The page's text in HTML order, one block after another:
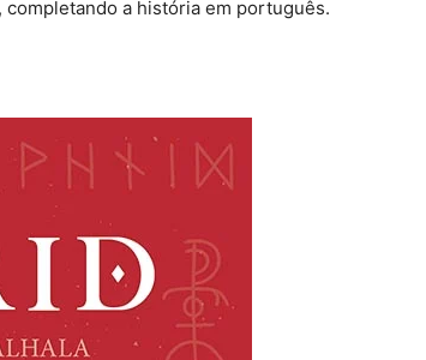
a história em português.